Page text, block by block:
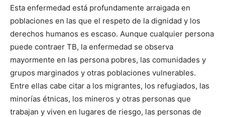
Esta enfermedad está profundamente arraigada en
poblaciones en las que el respeto de la dignidad y los
derechos humanos es escaso. Aunque cualquier persona
puede contraer TB, la enfermedad se observa
mayormente en las persona pobres, las comunidades y
grupos marginados y otras poblaciones vulnerables.
Entre ellas cabe citar a los migrantes, los refugiados, las
minorías étnicas, los mineros y otras personas que
trabajan y viven en lugares de riesgo, las personas de